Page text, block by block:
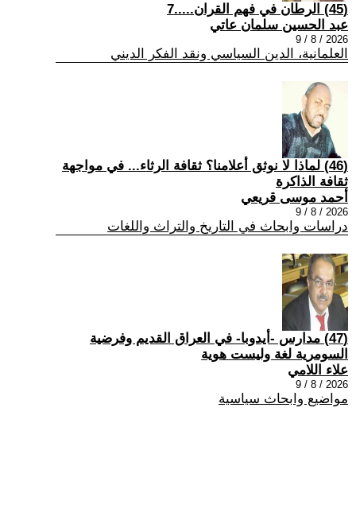
(45) الرطان في فهم القران.....7
عبد الحسين سلمان عاتي
2026 / 8 / 9
العلمانية، الدين السياسي ونقد الفكر الديني
(46) لماذا لا نوثق أعلامنا؟ ثقافة الرثاء... في مواجهة
ثقافة الذاكرة
أحمد موسى قريعي
2026 / 8 / 9
دراسات وابحاث في التاريخ والتراث واللغات
(47) مدارس -أيدوبا- في العراق القديم وفرضية
السومرية لغة وليست هوية
علاء اللامي
2026 / 8 / 9
مواضيع وابحاث سياسية